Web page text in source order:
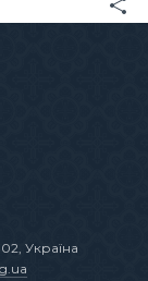
Україна